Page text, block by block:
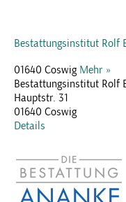
Bestattungsinstitut Rolf
01640 Coswig Mehr »
Bestattungsinstitut Rolf
Hauptstr. 31
01640 Coswig
Details